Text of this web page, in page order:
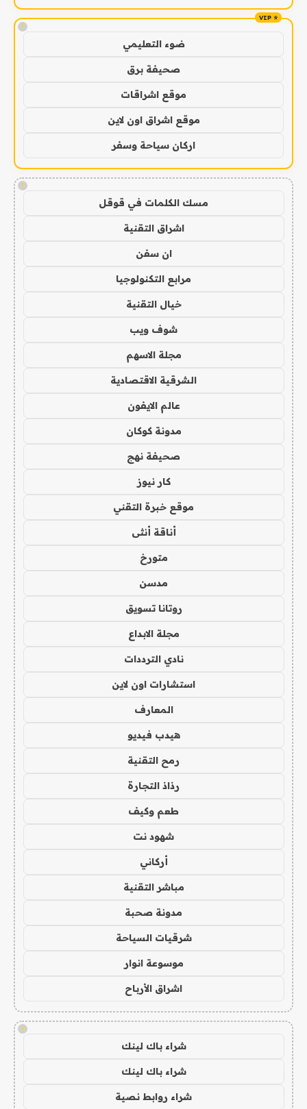
!
ضوء التعليمي
صحيفة برق
موقع اشراقات
موقع اشراق اون لاين
اركان سياحة وسفر
!
مسك الكلمات في قوقل
اشراق التقنية
ان سفن
مرابع التكنولوجيا
خيال التقنية
شوف ويب
مجلة الاسهم
الشرقية الاقتصادية
عالم الايفون
مدونة كوكان
صحيفة نهج
كار نيوز
موقع خبرة التقني
أناقة أنثى
متورخ
مدسن
روتانا تسويق
مجلة الابداع
نادي الترددات
استشارات اون لاين
المعارف
هيدب فيديو
رمح التقنية
رذاذ التجارة
طعم وكيف
شهود نت
أركاني
مباشر التقنية
مدونة صحبة
شرقيات السياحة
موسوعة انوار
اشراق الأرباح
!
شراء باك لينك
شراء باك لينك
شراء روابط نصية